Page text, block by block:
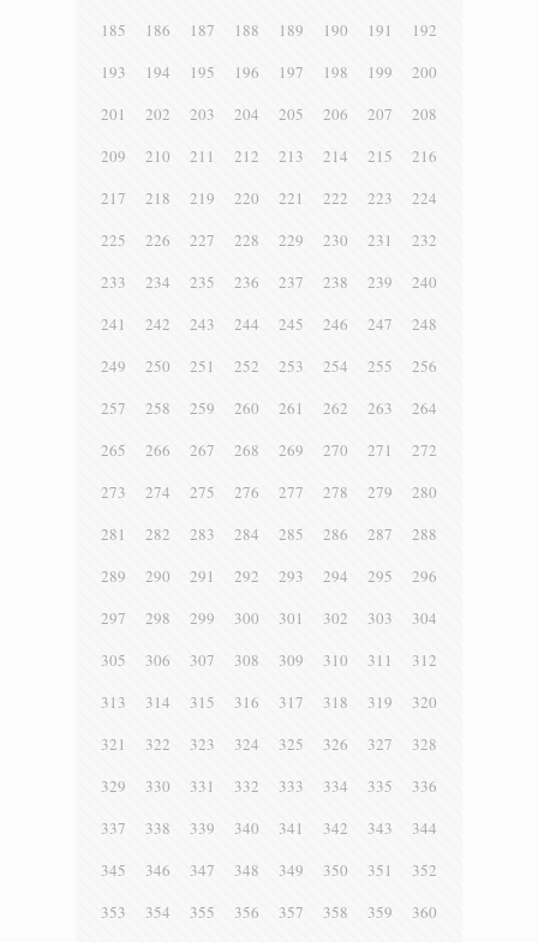
185
186 187 188 189 190 191
192
193
194 195 196 197 198 199
200
201
202 203 204 205 206 207
208
209
210 211 212 213 214 215
216
217
218 219 220 221 222 223
224
225
226 227 228 229 230 231
232
233
234 235 236 237 238 239
240
241
242 243 244 245 246 247
248
249
250 251 252 253 254 255
256
257
258 259 260 261 262 263
264
265
266 267 268 269 270 271
272
273
274 275 276 277 278 279
280
281
282 283 284 285 286 287
288
289
290 291 292 293 294 295
296
297
298 299 300 301 302 303
304
305
306 307 308 309 310 311
312
313
314 315 316 317 318 319
320
321
322 323 324 325 326 327
328
329
330 331 332 333 334 335
336
337
338 339 340 341 342 343
344
345
346 347 348 349 350 351
352
353
354 355 356 357 358 359 360